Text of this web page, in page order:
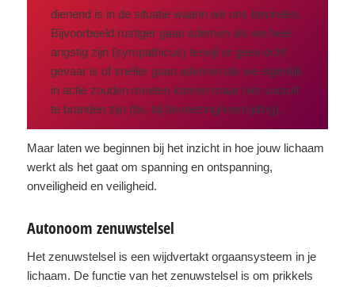
dienend is in de situatie waarin we ons bevinden.
Bijvoorbeeld rustiger gaan ademen als we heel
angstig zijn (sympathicus) terwijl er geen echt
gevaar is of sneller gaan ademen als we eigenlijk
in actie zouden moeten komen maar niet vooruit
te branden zijn (bv. bij bevriezing/vermijding).
Maar laten we beginnen bij het inzicht in hoe jouw lichaam
werkt als het gaat om spanning en ontspanning,
onveiligheid en veiligheid.
Autonoom zenuwstelsel
Het zenuwstelsel is een wijdvertakt orgaansysteem in je
lichaam. De functie van het zenuwstelsel is om prikkels